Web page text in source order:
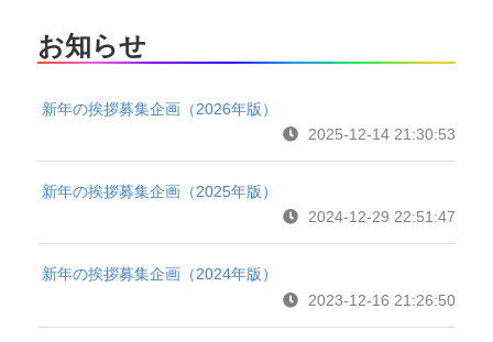
お知らせ
新年の挨拶募集企画（2026年版）
2025-12-14 21:30:53
新年の挨拶募集企画（2025年版）
2024-12-29 22:51:47
新年の挨拶募集企画（2024年版）
2023-12-16 21:26:50